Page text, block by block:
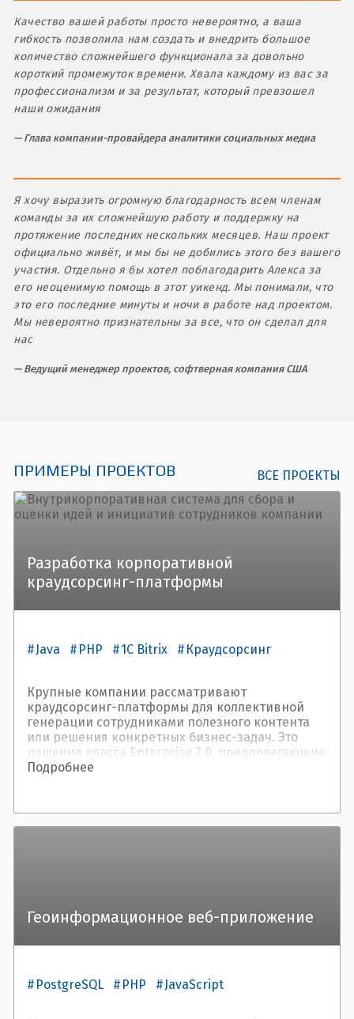
Качество вашей работы просто невероятно, а ваша
гибкость позволила нам создать и внедрить большое
количество сложнейшего функционала за довольно
короткий промежуток времени. Хвала каждому из вас за
профессионализм и за результат, который превзошел
наши ожидания
Глава компании-провайдера аналитики социальных медиа
Я хочу выразить огромную благодарность всем членам
команды за их сложнейшую работу и поддержку на
протяжение последних нескольких месяцев. Наш проект
официально живёт, и мы бы не добились этого без вашего
участия. Отдельно я бы хотел поблагодарить Алекса за
его неоценимую помощь в этот уикенд. Мы понимали, что
это его последние минуты и ночи в работе над проектом.
Мы невероятно признательны за все, что он сделал для
нас
Ведущий менеджер проектов, софтверная компания США
ПРИМЕРЫ ПРОЕКТОВ ВСЕ ПРОЕКТЫ
Разработка корпоративной
краудсорсинг-платформы
Java PHP 1C Bitrix Краудсорсинг
Крупные компании рассматривают
краудсорсинг-платформы для коллективной
генерации сотрудниками полезного контента
или решения конкретных бизнес-задач. Это
решения класса Enterprise 2.0, предполагающие
новый взгляд на организацию офисных рабочих
Software, - позволяет управлять идеями
сотрудников, создавать на их основе
Подробнее
Геоинформационное веб-приложение
PostgreSQL PHP JavaScript